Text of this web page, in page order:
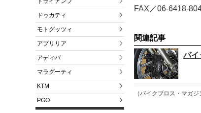
ドゥカティ
モトグッツィ
アプリリア
アディバ
マラグーティ
KTM
PGO
FAX／06-6418-
関連記事
バ
（バイクブロス・マガジ